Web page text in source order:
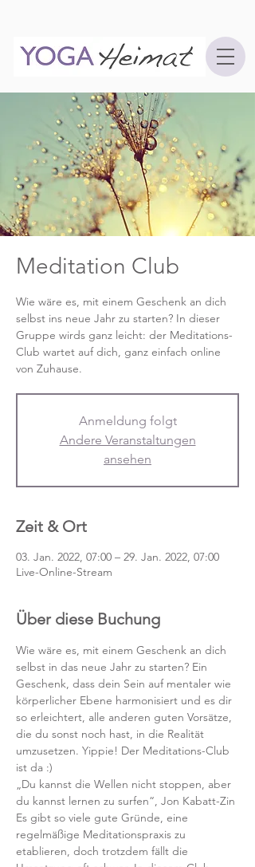
Meditation Club
Wie wäre es, mit einem Geschenk an dich
selbst ins neue Jahr zu starten? In dieser
Gruppe wirds ganz leicht: der Meditations-
Club wartet auf dich, ganz einfach online
von Zuhause.
Anmeldung folgt
Andere Veranstaltungen
ansehen
Zeit & Ort
03. Jan. 2022, 07:00 – 29. Jan. 2022, 07:00
Live-Online-Stream
Über diese Buchung
Wie wäre es, mit einem Geschenk an dich
selbst in das neue Jahr zu starten? Ein
Geschenk, dass dein Sein auf mentaler wie
körperlicher Ebene harmonisiert und es dir
so erleichtert, alle anderen guten Vorsätze,
die du sonst noch hast, in die Realität
umzusetzen. Yippie! Der Meditations-Club
ist da :)
„Du kannst die Wellen nicht stoppen, aber
du kannst lernen zu surfen“, Jon Kabatt-Zin
Es gibt so viele gute Gründe, eine
regelmäßige Meditationspraxis zu
etablieren, doch trotzdem fällt die